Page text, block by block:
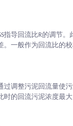
指导回流比R的调节
一般作为回流比的校
调整污泥回流量使
的回流污泥浓度最